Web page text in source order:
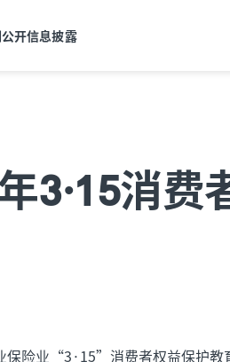
公开信息披露
3·15消
保险业“3·15”消费者权益保护教